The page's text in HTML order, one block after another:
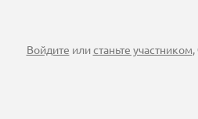
Войдите илистаньте участником,